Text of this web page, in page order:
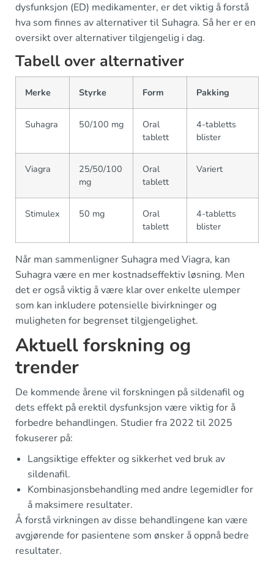
dysfunksjon (ED) medikamenter, er det viktig å forstå
hva som finnes av alternativer til Suhagra. Så her er en
oversikt over alternativer tilgjengelig i dag.
Tabell over alternativer
Merke Styrke Form Pakking
Suhagra 50/100 mg
Oral
tablett
4-tabletts
blister
Viagra
25/50/100
mg
Oral
tablett
Variert
Stimulex 50 mg
Oral
tablett
4-tabletts
blister
Når man sammenligner Suhagra med Viagra, kan
Suhagra være en mer kostnadseffektiv løsning. Men
det er også viktig å være klar over enkelte ulemper
som kan inkludere potensielle bivirkninger og
muligheten for begrenset tilgjengelighet.
Aktuell forskning og
trender
De kommende årene vil forskningen på sildenafil og
dets effekt på erektil dysfunksjon være viktig for å
forbedre behandlingen. Studier fra 2022 til 2025
fokuserer på:
Langsiktige effekter og sikkerhet ved bruk av
sildenafil.
Kombinasjonsbehandling med andre legemidler for
å maksimere resultater.
Å forstå virkningen av disse behandlingene kan være
avgjørende for pasientene som ønsker å oppnå bedre
resultater.